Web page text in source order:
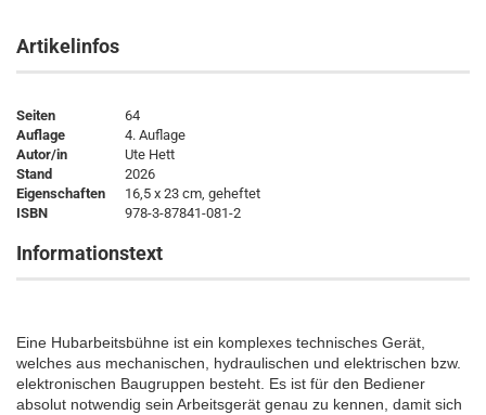
Artikelinfos
Seiten
64
Auflage
4. Auflage
Autor/in
Ute Hett
Stand
2026
Eigenschaften
16,5 x 23 cm, geheftet
ISBN
978-3-87841-081-2
Informationstext
Eine Hubarbeitsbühne ist ein komplexes technisches Gerät,
welches aus mechanischen, hydraulischen und elektrischen bzw.
elektronischen Baugruppen besteht. Es ist für den Bediener
absolut notwendig sein Arbeitsgerät genau zu kennen, damit sich